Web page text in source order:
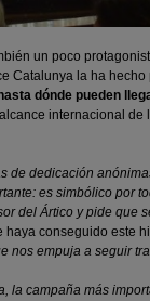
un poco
Catalunya la ha
dónde pueden
internacional de
de dedicación
es simbólico por
del Ártico y pide que
haya conseguido este
nos empuja a seguir
la campaña más